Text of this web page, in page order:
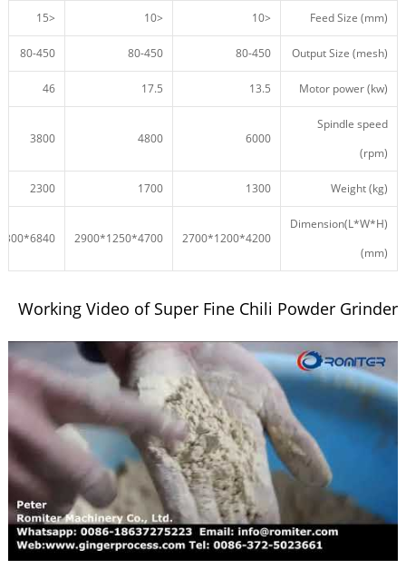
Feed Size (mm)
<10
<10
<15
Output Size (mesh)
80-450
80-450
80-450
Motor power (kw)
13.5
17.5
46
Spindle speed
(rpm)
6000
4800
3800
Weight (kg)
1300
1700
2300
Dimension(L*W*H)
(mm)
4200*1200*2700
4700*1250*2900
6840*1300*3650
Working Video of Super Fine Chili Powder Grinder